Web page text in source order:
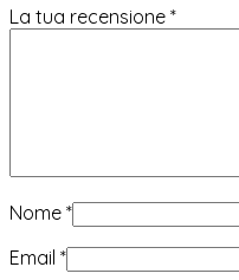
La tua recensione *
Nome *
Email *